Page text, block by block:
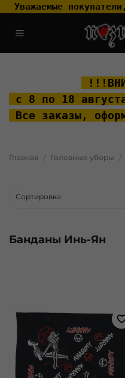
Уважаемые
с 8 по 18
Все заказы,
Главная Головные уборы
Банданы Инь-Ян